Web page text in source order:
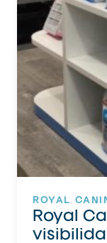
ROYAL
Royal